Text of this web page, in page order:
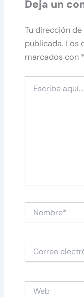
Deja un
Tu dirección
publicada. Los
marcados con *
aquí...
Correo
electrónico*